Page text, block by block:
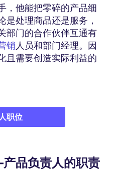
，他能把零碎的产品细
是处理商品还是服务，
部门的合作伙伴互通有
销 人员和部门经理。因
且需要创造实际利益的
职位
产品负责人的职责